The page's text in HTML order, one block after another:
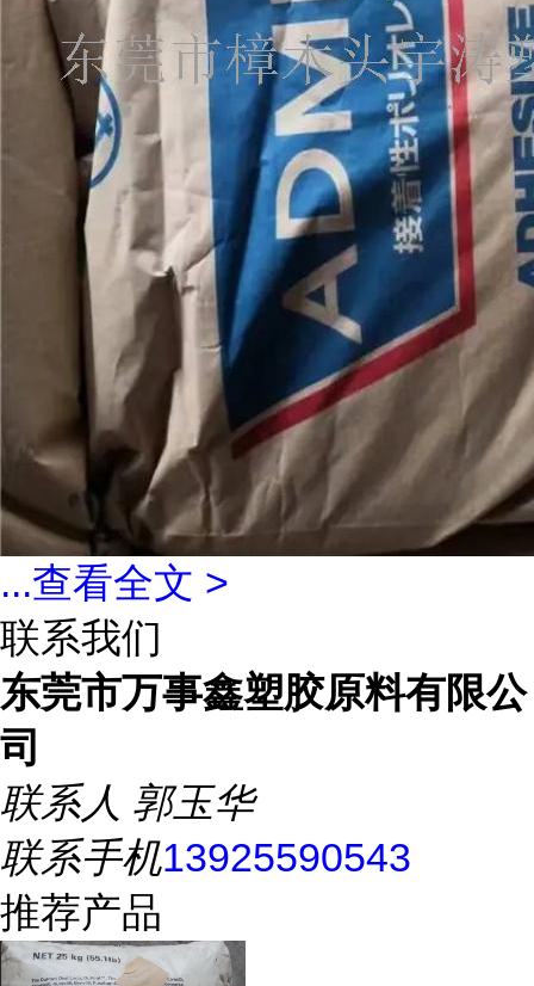
...查看全文 >
联系我们
东莞市万事鑫塑胶原料有限公
司
联系人 郭玉华
联系手机13925590543
推荐产品